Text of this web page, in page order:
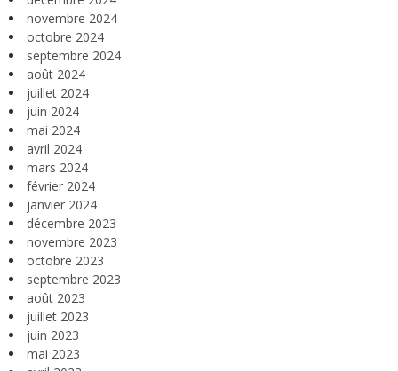
novembre 2024
octobre 2024
septembre 2024
août 2024
juillet 2024
juin 2024
mai 2024
avril 2024
mars 2024
février 2024
janvier 2024
décembre 2023
novembre 2023
octobre 2023
septembre 2023
août 2023
juillet 2023
juin 2023
mai 2023